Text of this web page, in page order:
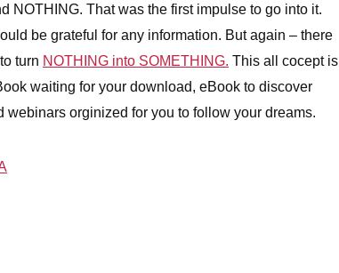
NOTHING. That was the first impulse to go into it.
be grateful for any information. But again – there
turn NOTHING into SOMETHING. This all cocept is
waiting for your download, eBook to discover
orginized for you to follow your dreams.